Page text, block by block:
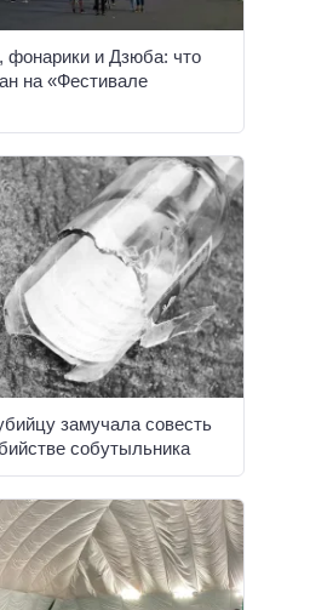
фонарики и Дзюба: что
на «Фестивале
замучала совесть
собутыльника